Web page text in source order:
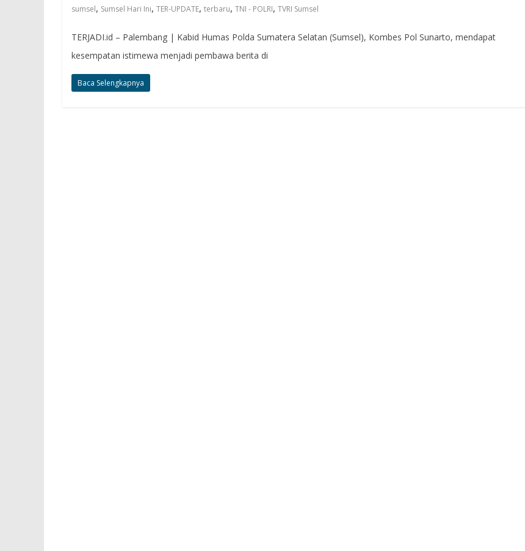
sumsel, Sumsel Hari Ini, TER-UPDATE, terbaru, TNI - POLRI, TVRI Sumsel
TERJADI.id – Palembang | Kabid Humas Polda Sumatera Selatan (Sumsel), Kombes Pol Sunarto, mendapat
kesempatan istimewa menjadi pembawa berita di
Baca Selengkapnya